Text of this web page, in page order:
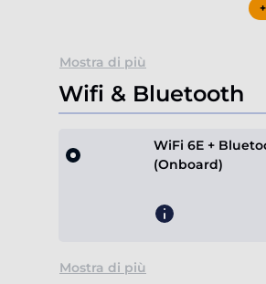
Mostra di più
Wifi & Bluetooth
WiFi 6E +
(Onboard)
Mostra di più